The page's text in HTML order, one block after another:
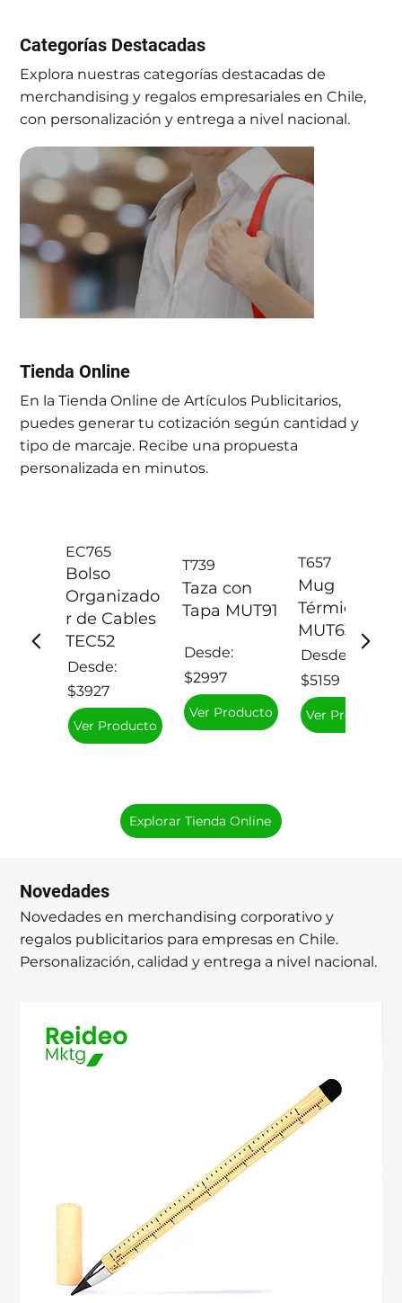
Categorías Destacadas
Explora nuestras categorías destacadas de
merchandising y regalos empresariales en Chile,
con personalización y entrega a nivel nacional.
Bolsas Algodón
Novedades
Novedades en merchandising corporativo y
regalos publicitarios para empresas en Chile.
Personalización, calidad y entrega a nivel nacional.
Tienda Online
En la Tienda Online de Artículos Publicitarios,
puedes generar tu cotización según cantidad y
tipo de marcaje. Recibe una propuesta
personalizada en minutos.
Explorar Tienda Online
EC765
Bolso
Organizado
r de Cables
TEC52
Desde:
$3927
Ver Producto
T739
Taza con
Tapa MUT91
Desde:
$2997
Ver Producto
T657
Mug
Térmico
MUT63
Desde:
$5159
Ver Producto